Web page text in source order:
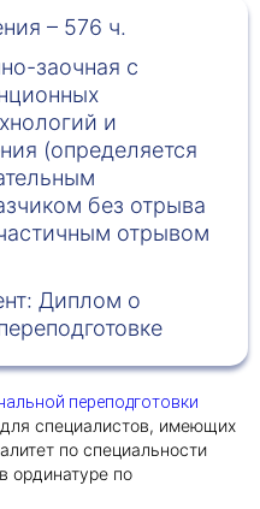
– 576 ч.
заочная с
и
(определяется
без отрыва
отрывом
Диплом о
переподготовки
специалистов, имеющих
по специальности
ординатуре по